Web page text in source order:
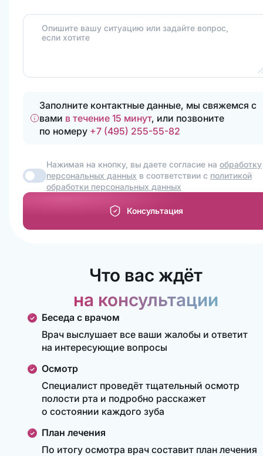
Опишите вашу ситуацию или задайте вопрос,
если хотите
Заполните контактные данные, мы свяжемся с
вами в течение 15 минут, или позвоните
по номеру +7 (495) 255-55-82
Нажимая на кнопку, вы даете согласие на обработку
персональных данных в соответствии с политикой
обработки персональных данных
Консультация
Что вас ждёт
на консультации
Беседа с врачом
Врач выслушает все ваши жалобы и ответит
на интересующие вопросы
Осмотр
Специалист проведёт тщательный осмотр
полости рта и подробно расскажет
о состоянии каждого зуба
План лечения
По итогу осмотра врач составит план лечения